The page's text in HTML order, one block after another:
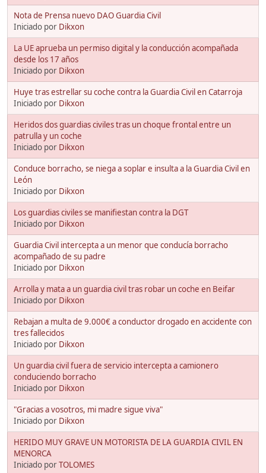
Nota de Prensa nuevo DAO Guardia Civil
Iniciado por Dikxon
La UE aprueba un permiso digital y la conducción acompañada
desde los 17 años
Iniciado por Dikxon
Huye tras estrellar su coche contra la Guardia Civil en Catarroja
Iniciado por Dikxon
Heridos dos guardias civiles tras un choque frontal entre un
patrulla y un coche
Iniciado por Dikxon
Conduce borracho, se niega a soplar e insulta a la Guardia Civil en
León
Iniciado por Dikxon
Los guardias civiles se manifiestan contra la DGT
Iniciado por Dikxon
Guardia Civil intercepta a un menor que conducía borracho
acompañado de su padre
Iniciado por Dikxon
Arrolla y mata a un guardia civil tras robar un coche en Beifar
Iniciado por Dikxon
Rebajan a multa de 9.000€ a conductor drogado en accidente con
tres fallecidos
Iniciado por Dikxon
Un guardia civil fuera de servicio intercepta a camionero
conduciendo borracho
Iniciado por Dikxon
"Gracias a vosotros, mi madre sigue viva"
Iniciado por Dikxon
HERIDO MUY GRAVE UN MOTORISTA DE LA GUARDIA CIVIL EN
MENORCA
Iniciado porTOLOMES